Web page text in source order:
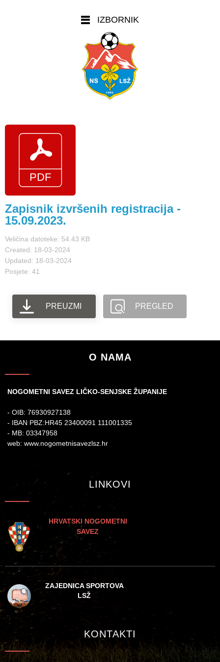
IZBORNIK
Zapisnik izvršenih registracija -
15.09.2023.
Veličina datoteke: 54.43 KB
Created: 18-03-2024
Updated: 18-03-2024
Posjete: 41
PREUZMI PREGLED
O NAMA
NOGOMETNI SAVEZ LIČKO-SENJSKE ŽUPANIJE
- OIB: 76930927138
- IBAN PBZ:HR45 23400091 111001335
- MB: 03347958
web: www.nogometnisavezlsz.hr
LINKOVI
HRVATSKI NOGOMETNI
SAVEZ
ZAJEDNICA SPORTOVA
LSŽ
KONTAKTI